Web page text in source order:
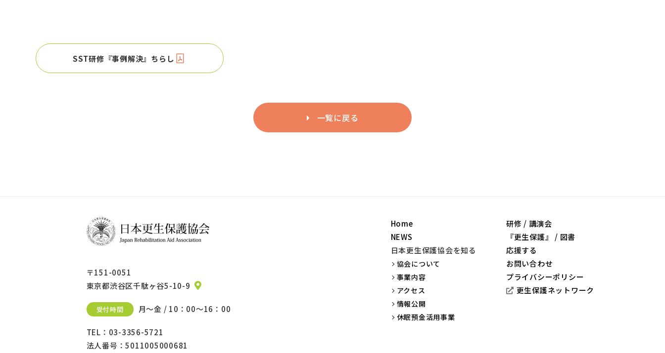
SST研修『事例解決』ちらし
一覧に戻る
〒151-0051
東京都渋谷区千駄ヶ谷5-10-9
受付時間 月～金 / 10：00～16：00
TEL：03-3356-5721
法人番号：5011005000681
Home
NEWS
日本更生保護協会を知る
協会について
事業内容
アクセス
情報公開
休眠預金活用事業
研修 / 講演会
『更生保護』 / 図書
応援する
お問い合わせ
プライバシーポリシー
更生保護ネットワーク